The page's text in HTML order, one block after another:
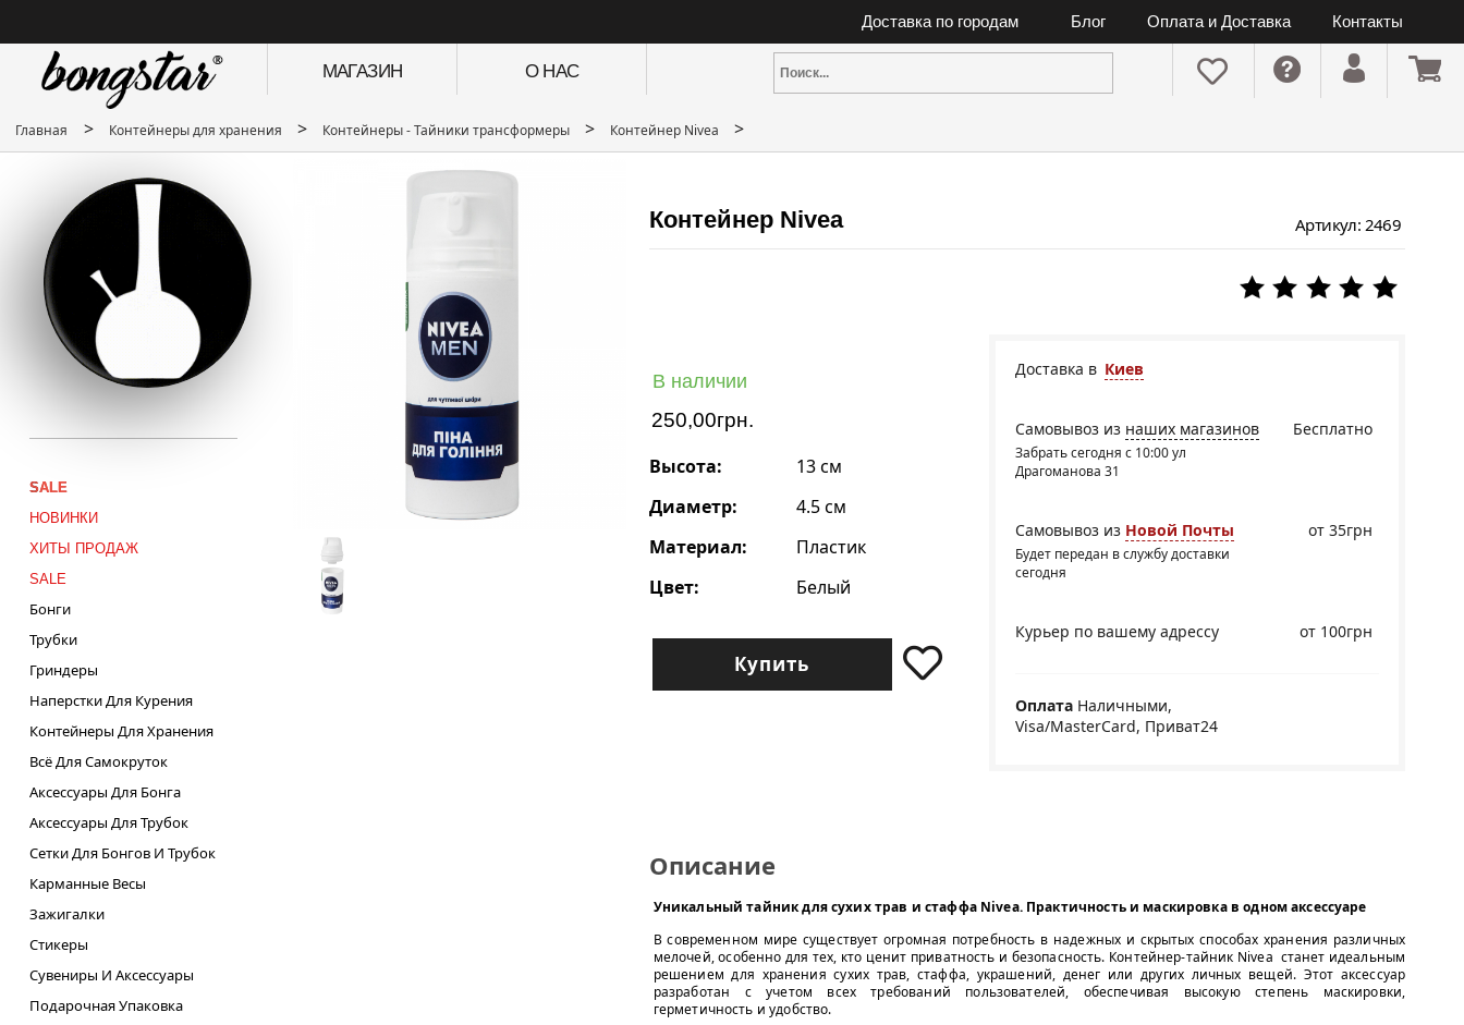
Доставка по городам Блог Оплата и Доставка Контакты
МАГАЗИН О НАС
Главная > Контейнеры для хранения > Контейнеры - Тайники трансформеры > Контейнер Nivea >
SALE
НОВИНКИ
ХИТЫ ПРОДАЖ
SALE
Бонги
Трубки
Гриндеры
Наперстки Для Курения
Контейнеры Для Хранения
Всё Для Самокруток
Аксессуары Для Бонга
Аксессуары Для Трубок
Сетки Для Бонгов И Трубок
Карманные Весы
Зажигалки
Стикеры
Сувениры И Аксессуары
Подарочная Упаковка
Контейнер Nivea Артикул: 2469
В наличии
250,00грн.
Высота:
13 см
Диаметр:
4.5 см
Материал:
Пластик
Цвет:
Белый
Купить
Доставка в Киев
Бесплатно
Самовывоз из наших магазинов
Забрать сегодня с 10:00 ул
Драгоманова 31
Самовывоз из Новой Почты
Будет передан в службу доставки
сегодня
от 35грн
Курьер по вашему адрессу от 100грн
Оплата Наличными,
Visa/MasterCard, Приват24
Описание
Уникальный тайник для сухих трав и стаффа Nivea. Практичность и маскировка в одном аксессуаре
В современном мире существует огромная потребность в надежных и скрытых способах хранения различных
мелочей, особенно для тех, кто ценит приватность и безопасность. Контейнер-тайник Nivea станет идеальным
решением для хранения сухих трав, стаффа, украшений, денег или других личных вещей. Этот аксессуар
разработан с учетом всех требований пользователей, обеспечивая высокую степень маскировки,
герметичность и удобство.